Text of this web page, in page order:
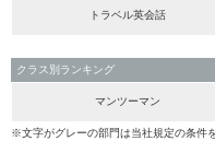
トラベル英会話
クラス別ランキング
マンツーマン
※文字がグレーの部門は当社規定の条件